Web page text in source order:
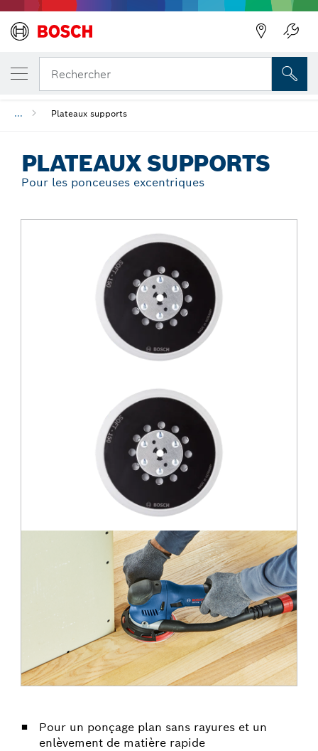
Rechercher
... Plateaux supports
PLATEAUX SUPPORTS
Pour les ponceuses excentriques
Pour un ponçage plan sans rayures et un
enlèvement de matière rapide
VOTRE VARIANTE SÉLECTIONNÉE
Plateaux supports